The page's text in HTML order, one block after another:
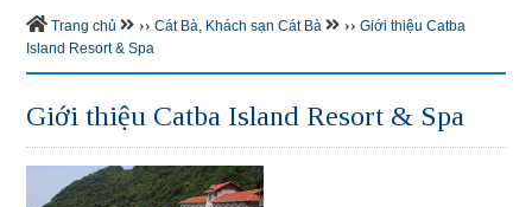
Trang chủ ›› Cát Bà, Khách sạn Cát Bà ›› Giới thiệu Catba
Island Resort & Spa
Giới thiệu Catba Island Resort & Spa